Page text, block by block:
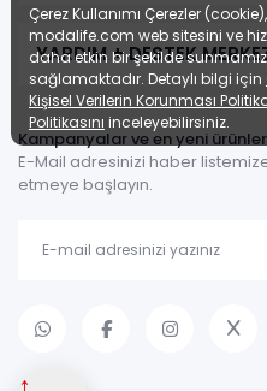
YARDIM + DESTEK
Kampanyalar ve en yeni
E-Mail adresinizi haber
etmeye başlayın.
Çerez Kullanımı Çerezler (cookie),
modalife.com web sitesini ve
daha etkin bir şekilde
sağlamaktadır. Detaylı bilgi için
Kişisel Verilerin Korunması
Politikasını inceleyebilirsiniz.